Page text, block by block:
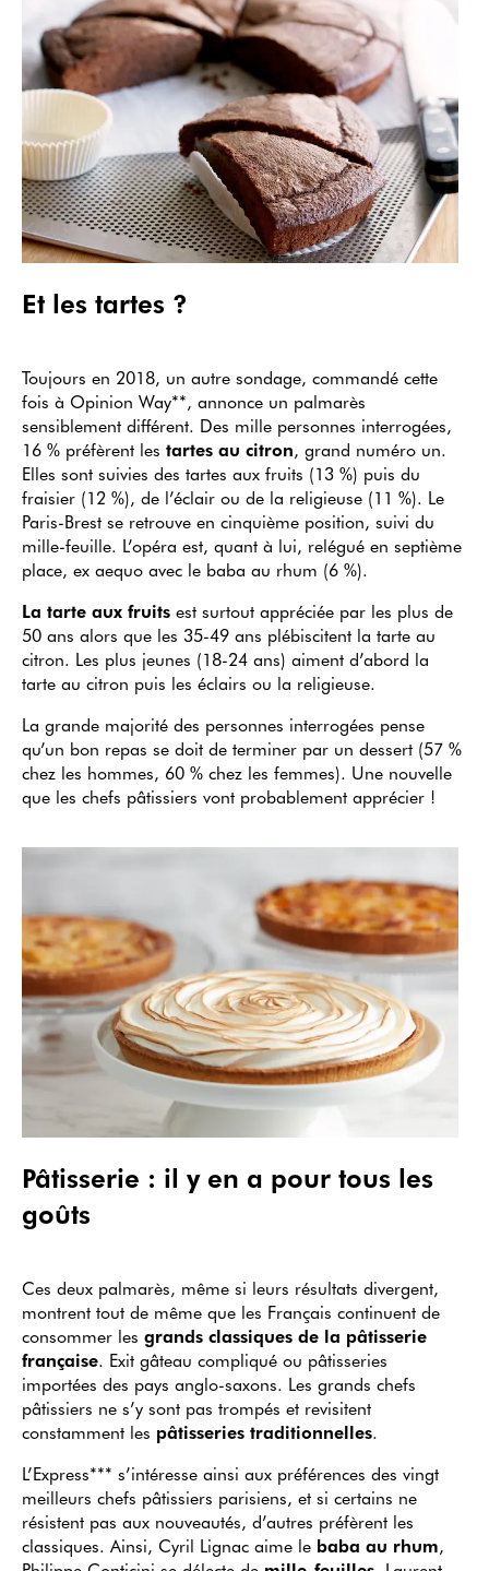
Et les tartes ?
Toujours en 2018, un autre sondage, commandé cette
fois à Opinion Way**, annonce un palmarès
sensiblement différent. Des mille personnes interrogées,
16 % préfèrent les tartes au citron, grand numéro un.
Elles sont suivies des tartes aux fruits (13 %) puis du
fraisier (12 %), de l’éclair ou de la religieuse (11 %). Le
Paris-Brest se retrouve en cinquième position, suivi du
mille-feuille. L’opéra est, quant à lui, relégué en septième
place, ex aequo avec le baba au rhum (6 %).
La tarte aux fruits est surtout appréciée par les plus de
50 ans alors que les 35-49 ans plébiscitent la tarte au
citron. Les plus jeunes (18-24 ans) aiment d’abord la
tarte au citron puis les éclairs ou la religieuse.
La grande majorité des personnes interrogées pense
qu’un bon repas se doit de terminer par un dessert (57 %
chez les hommes, 60 % chez les femmes). Une nouvelle
que les chefs pâtissiers vont probablement apprécier !
Pâtisserie : il y en a pour tous les
goûts
Ces deux palmarès, même si leurs résultats divergent,
montrent tout de même que les Français continuent de
consommer les grands classiques de la pâtisserie
française. Exit gâteau compliqué ou pâtisseries
importées des pays anglo-saxons. Les grands chefs
pâtissiers ne s’y sont pas trompés et revisitent
constamment les pâtisseries traditionnelles.
L’Express*** s’intéresse ainsi aux préférences des vingt
meilleurs chefs pâtissiers parisiens, et si certains ne
résistent pas aux nouveautés, d’autres préfèrent les
classiques. Ainsi, Cyril Lignac aime le baba au rhum,